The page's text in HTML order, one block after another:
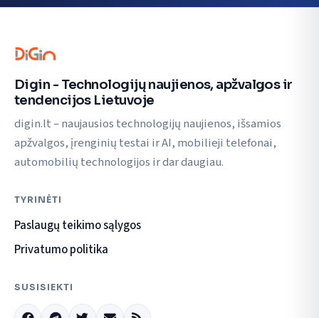
Digin - Technologijų naujienos, apžvalgos ir
tendencijos Lietuvoje
digin.lt – naujausios technologijų naujienos, išsamios
apžvalgos, įrenginių testai ir AI, mobilieji telefonai,
automobilių technologijos ir dar daugiau.
TYRINĖTI
Paslaugų teikimo sąlygos
Privatumo politika
SUSISIEKTI